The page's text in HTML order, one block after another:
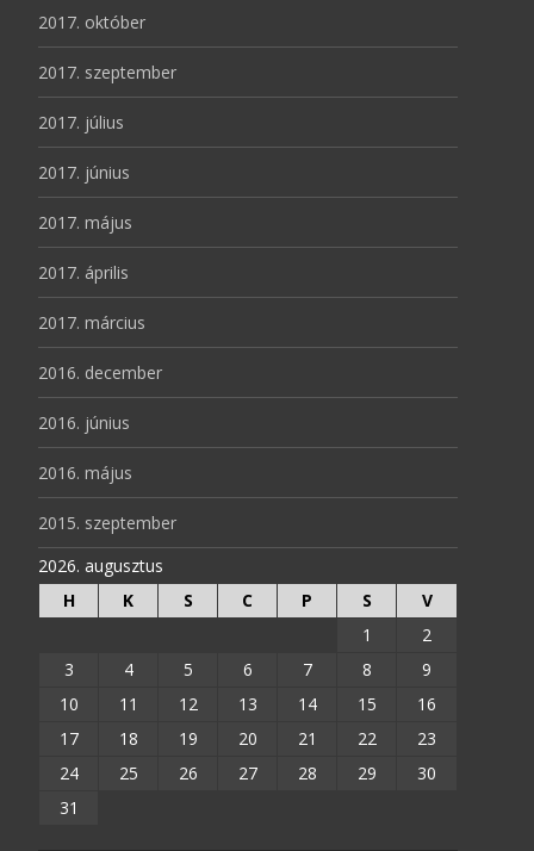
2017. október
2017. szeptember
2017. július
2017. június
2017. május
2017. április
2017. március
2016. december
2016. június
2016. május
2015. szeptember
2026. augusztus
H
K S C P S
V
1
2
3
4 5 6 7 8
9
10
11 12 13 14 15
16
17
18 19 20 21 22
23
24
25 26 27 28 29
30
31